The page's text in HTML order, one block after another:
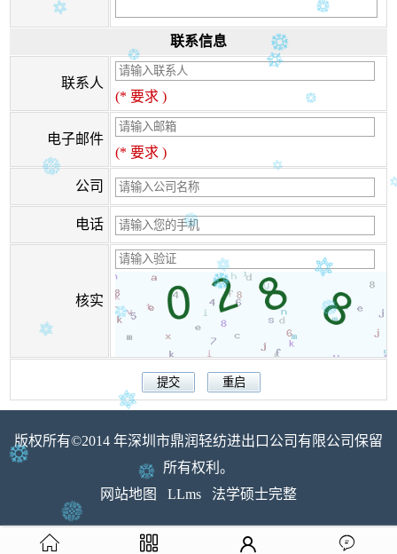
联系信息
联系人
(* 要求 )
电子邮件
(* 要求 )
公司
电话
核实
版权所有©2014 年深圳市鼎润轻纺进出口公司有限公司保留
所有权利。
网站地图
LLms 法学硕士完整